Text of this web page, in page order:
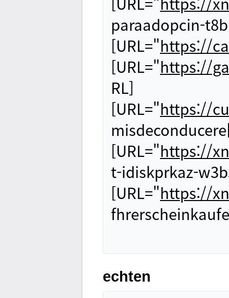
paraadopcin-
[URL="https://
[URL="https://
RL]
[URL="https://
[URL="https://
t-idiskprkaz-
[URL="https://
echten